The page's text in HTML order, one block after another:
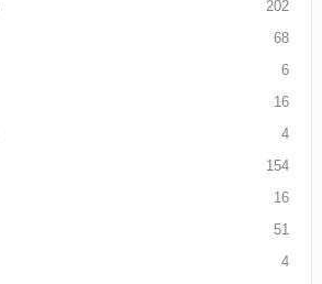
202
68
6
16
4
154
16
51
4